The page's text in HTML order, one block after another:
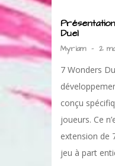
Duel
Myriam - 2
7 Wonders
conçu
joueurs. Ce
extension de
jeu à part